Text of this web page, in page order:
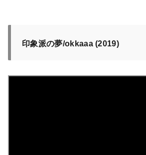
印象派の夢/okkaaa (2019)